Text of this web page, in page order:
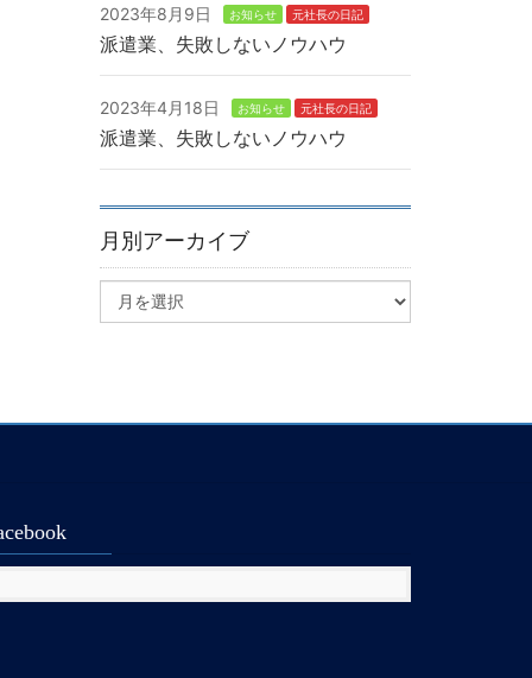
2023年8月9日 お知らせ 元社長の日記
派遣業、失敗しないノウハウ
2023年4月18日 お知らせ 元社長の日記
派遣業、失敗しないノウハウ
月別アーカイブ